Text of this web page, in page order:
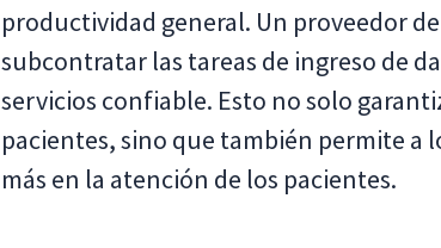
productividad general. Un proveedor
subcontratar las tareas de ingreso de
servicios confiable. Esto no solo
pacientes, sino que también permite a
más en la atención de los pacientes.